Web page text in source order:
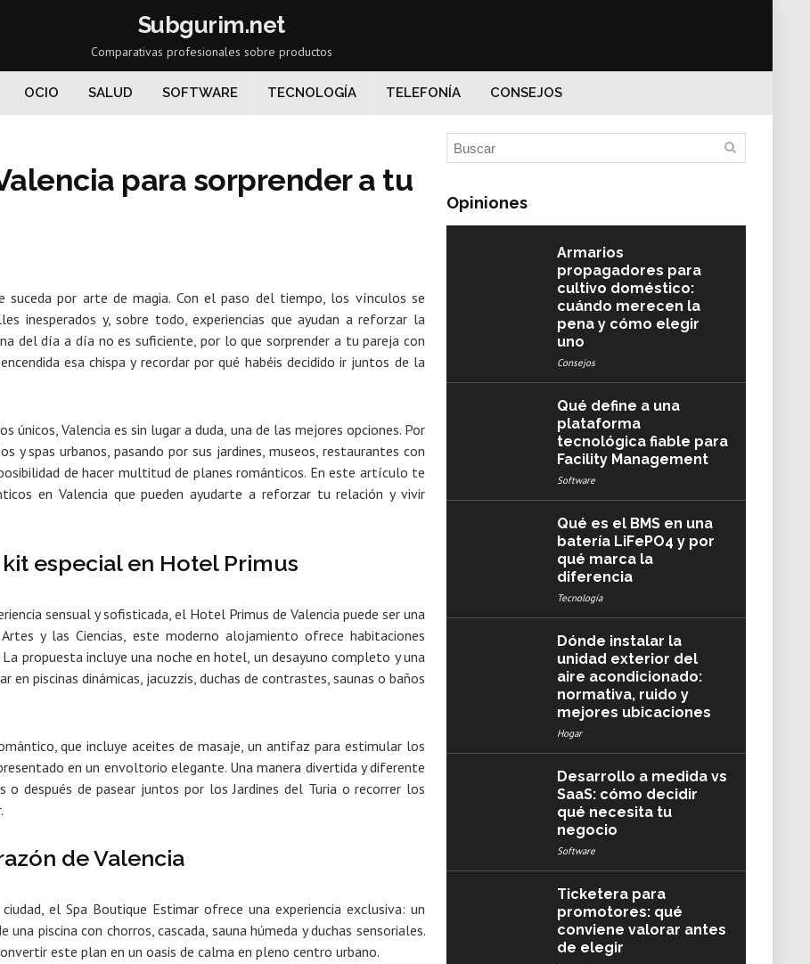
Subgurim.net
Comparativas profesionales sobre productos
OCIO SALUD SOFTWARE TECNOLOGÍA TELEFONÍA CONSEJOS
para sorprender a tu
suceda por arte de magia. Con el paso del tiempo, los vínculos se
inesperados y, sobre todo,experiencias que ayudan a reforzar la
del día a día no es suficiente, por lo que sorprender a tu pareja con
esa chispa y recordar por qué habéis decidido ir juntos de la
únicos, Valencia es sin lugar a duda, una de las mejores opciones. Por
y spas urbanos, pasando por sus jardines, museos, restaurantes con
de hacer multitud de planes románticos. En este artículo te
en Valencia que pueden ayudarte a reforzar tu relación y vivir
especial en Hotel Primus
sensual y sofisticada, el Hotel Primus de Valencia puede ser una
y las Ciencias, este moderno alojamiento ofrece habitaciones
propuesta incluye una noche en hotel, un desayuno completo y una
en piscinas dinámicas, jacuzzis, duchas de contrastes, saunas o baños
, que incluye aceites de masaje, un antifaz para estimular los
en un envoltorio elegante. Una manera divertida y diferente
o después de pasear juntos por los Jardines del Turia o recorrer los
de Valencia
el Spa Boutique Estimar ofrece una experiencia exclusiva: un
una piscina con chorros, cascada, sauna húmeda y duchas sensoriales.
este plan en un oasis de calma en pleno centro urbano.
Opiniones
Armarios
propagadores para
cultivo doméstico:
cuándo merecen la
pena y cómo elegir
uno
Consejos
Qué define a una
plataforma
tecnológica fiable para
Facility Management
Software
Qué es el BMS en una
batería LiFePO4 y por
qué marca la
diferencia
Tecnología
Dónde instalar la
unidad exterior del
aire acondicionado:
normativa, ruido y
mejores ubicaciones
Hogar
Desarrollo a medida vs
SaaS: cómo decidir
qué necesita tu
negocio
Software
Ticketera para
promotores: qué
conviene valorar antes
de elegir